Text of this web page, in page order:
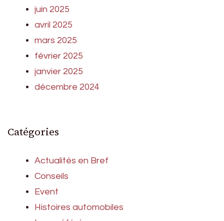
juin 2025
avril 2025
mars 2025
février 2025
janvier 2025
décembre 2024
Catégories
Actualités en Bref
Conseils
Event
Histoires automobiles